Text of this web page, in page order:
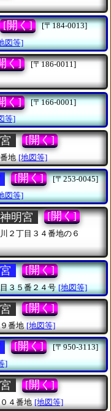
[開く]
[〒184-0013]
図等]
く]
[〒186-0011]
く]
[〒166-0001]
等]
[開く]
地 [地図等]
[開く]
[〒253-0045]
図等]
明宮 [開く]
２丁目３４番地の６
[開く]
３５番２４号 [地図等]
[開く]
番地 [地図等]
[開く]
[〒950-3113]
]
[開く]
４番地 [地図等]